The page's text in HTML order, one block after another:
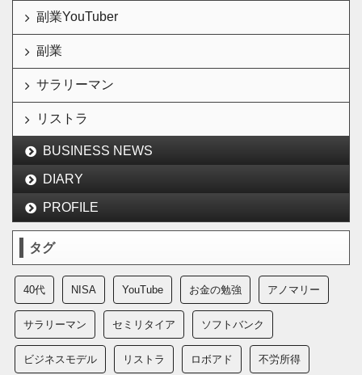
副業YouTuber
副業
サラリーマン
リストラ
BUSINESS NEWS
DIARY
PROFILE
タグ
40代 NISA YouTube お金の勉強 アノマリー
サラリーマン セミリタイア ソフトバンク
ビジネスモデル リストラ ロボアド 不労所得